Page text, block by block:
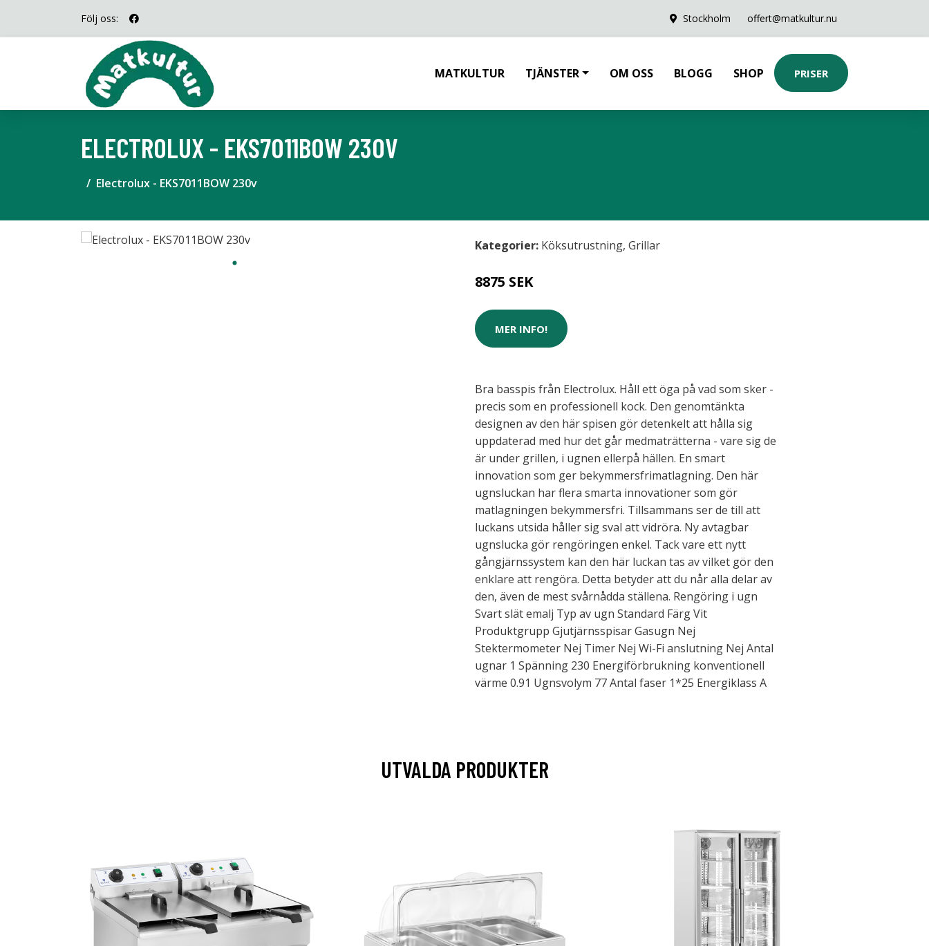
Följ oss: Stockholm offert@matkultur.nu
MATKULTUR TJÄNSTER OM OSS BLOGG SHOP PRISER
ELECTROLUX - EKS7011BOW 230V
Electrolux - EKS7011BOW 230v
Kategorier: Köksutrustning, Grillar
8875 SEK
MER INFO!
Bra basspis från Electrolux. Håll ett öga på vad som sker -
precis som en professionell kock. Den genomtänkta
designen av den här spisen gör detenkelt att hålla sig
uppdaterad med hur det går medmaträtterna - vare sig de
är under grillen, i ugnen ellerpå hällen. En smart
innovation som ger bekymmersfrimatlagning. Den här
ugnsluckan har flera smarta innovationer som gör
matlagningen bekymmersfri. Tillsammans ser de till att
luckans utsida håller sig sval att vidröra. Ny avtagbar
ugnslucka gör rengöringen enkel. Tack vare ett nytt
gångjärnssystem kan den här luckan tas av vilket gör den
enklare att rengöra. Detta betyder att du når alla delar av
den, även de mest svårnådda ställena. Rengöring i ugn
Svart slät emalj Typ av ugn Standard Färg Vit
Produktgrupp Gjutjärnsspisar Gasugn Nej
Stektermometer Nej Timer Nej Wi-Fi anslutning Nej Antal
ugnar 1 Spänning 230 Energiförbrukning konventionell
värme 0.91 Ugnsvolym 77 Antal faser 1*25 Energiklass A
UTVALDA PRODUKTER